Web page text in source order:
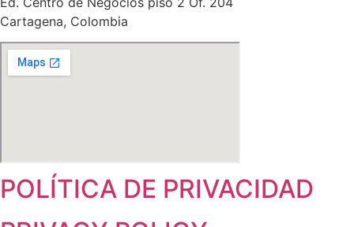
Cartagena, Colombia
POLÍTICA DE PRIVACIDAD